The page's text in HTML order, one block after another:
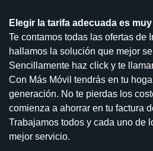
Elegir la tarifa adecuada es muy
Te contamos todas las ofertas de
hallamos la solución que mejor
Sencillamente haz click y te
Con Más Móvil tendrás en tu
generación. No te pierdas los
comienza a ahorrar en tu factura
Trabajamos todos y cada uno de
mejor servicio.